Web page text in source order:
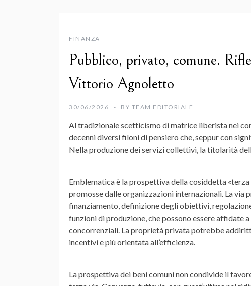
FINANZA
Pubblico, privato, comune.
Vittorio Agnoletto
30/06/2026 BY TEAM EDITORIALE
Al tradizionale scetticismo di matrice liberista nei
decenni diversi filoni di pensiero che, seppur con
Nella produzione dei servizi collettivi, la titolarità
Emblematica è la prospettiva della cosiddetta «terza
promosse dalle organizzazioni internazionali. La
finanziamento, definizione degli obiettivi,
funzioni di produzione, che possono essere
concorrenziali. La proprietà privata potrebbe
incentivi e più orientata all’efficienza.
La prospettiva dei beni comuni non condivide il